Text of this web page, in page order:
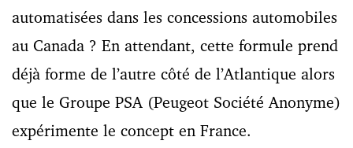
automatisées dans les concessions automobiles
au Canada ? En attendant, cette formule prend
déjà forme de l’autre côté de l’Atlantique alors
que le Groupe PSA (Peugeot Société Anonyme)
expérimente le concept en France.